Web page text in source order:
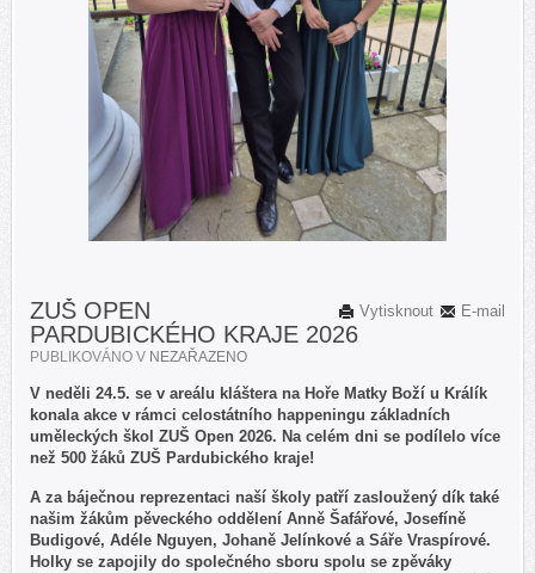
E-mail
Vytisknout
ZUŠ OPEN
PARDUBICKÉHO KRAJE 2026
PUBLIKOVÁNO V NEZAŘAZENO
V neděli 24.5. se v areálu kláštera na Hoře Matky Boží u Králík
konala akce v rámci celostátního happeningu základních
uměleckých škol ZUŠ Open 2026. Na celém dni se podílelo více
než 500 žáků ZUŠ Pardubického kraje!
A za báječnou reprezentaci naší školy patří zasloužený dík také
našim žákům pěveckého oddělení Anně Šafářové, Josefíně
Budigové, Adéle Nguyen, Johaně Jelínkové a Sáře Vraspírové.
Holky se zapojily do společného sboru spolu se zpěváky